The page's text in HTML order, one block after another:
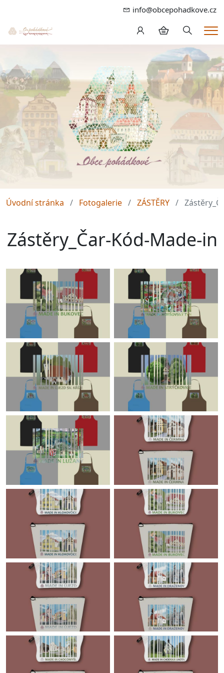
info@obcepohadkove.cz
Hledání
Úvodní stránka Fotogalerie ZÁSTĚRY
Zástěry_Čar-Kód-Made-in